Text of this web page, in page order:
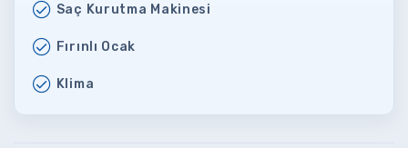
Saç Kurutma Makinesi
Fırınlı Ocak
Klima